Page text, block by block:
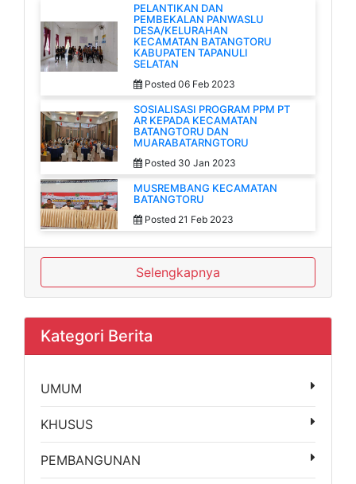
PELANTIKAN DAN
PEMBEKALAN PANWASLU
DESA/KELURAHAN
KECAMATAN BATANGTORU
KABUPATEN TAPANULI
SELATAN
Posted 06 Feb 2023
SOSIALISASI PROGRAM PPM PT
AR KEPADA KECAMATAN
BATANGTORU DAN
MUARABATARNGTORU
Posted 30 Jan 2023
MUSREMBANG KECAMATAN
BATANGTORU
Posted 21 Feb 2023
Selengkapnya
Kategori Berita
UMUM
KHUSUS
PEMBANGUNAN